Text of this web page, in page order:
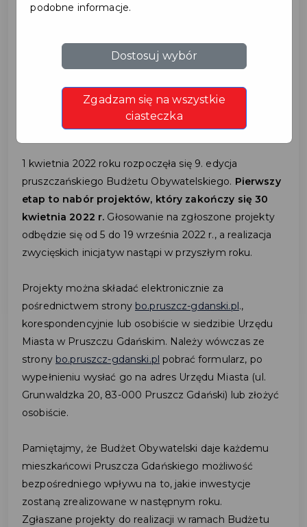
2022-04-19
BUDŻET OBYWATELSKI
2023 - ZGŁOŚ POMYSŁ
DO KOŃCA KWIETNIA!
1 kwietnia 2022 roku rozpoczęła się 9. edycja
pruszczańskiego Budżetu Obywatelskiego. Pierwszy
etap to nabór projektów, który zakończy się 30
kwietnia 2022 r. Głosowanie na zgłoszone projekty
odbędzie się od 5 do 19 września 2022 r., a realizacja
zwycięskich inicjatyw nastąpi w przyszłym roku.
Projekty można składać elektronicznie za
pośrednictwem strony bo.pruszcz-gdanski.pl .,
korespondencyjnie lub osobiście w siedzibie Urzędu
Miasta w Pruszczu Gdańskim. Należy wówczas ze
strony bo.pruszcz-gdanski.pl pobrać formularz, po
wypełnieniu wysłać go na adres Urzędu Miasta (ul.
Grunwaldzka 20, 83-000 Pruszcz Gdański) lub złożyć
osobiście.
Pamiętajmy, że Budżet Obywatelski daje każdemu
mieszkańcowi Pruszcza Gdańskiego możliwość
bezpośredniego wpływu na to, jakie inwestycje
zostaną zrealizowane w następnym roku.
Zgłaszane projekty do realizacji w ramach Budżetu
podobne informacje.
Dostosuj wybór
Zgadzam się na wszystkie
ciasteczka